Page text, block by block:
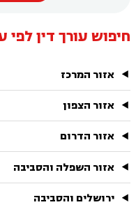
חיפוש עורך דין לפי
אזור המרכז
אזור הצפון
אזור הדרום
אזור השפלה והסביבה
ירושלים והסביבה